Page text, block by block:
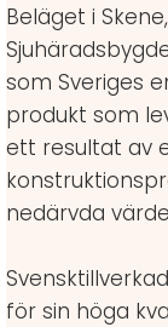
Beläget i
som Sveriges
produkt som
ett resultat av
nedärvda
för sin höga